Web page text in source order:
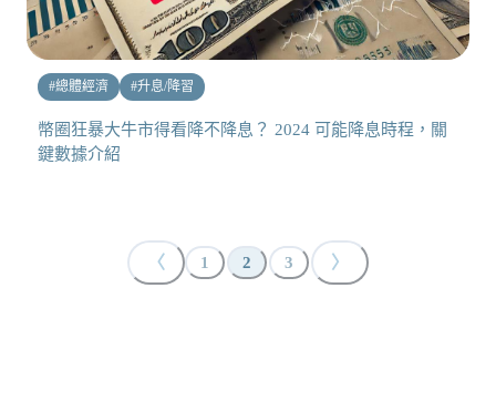
#總體經濟 #升息/降習
幣圈狂暴大牛市得看降不降息？ 2024 可能降息時程，關
鍵數據介紹
〈 1 2 3 〉